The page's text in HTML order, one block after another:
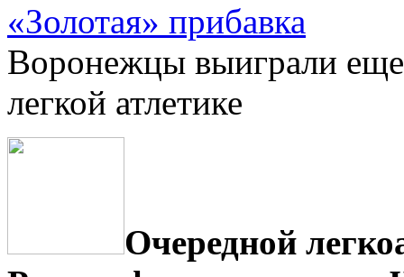
«Золотая» прибавка
Воронежцы выиграли
легкой атлетике
Очередной